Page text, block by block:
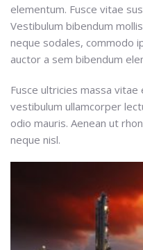
elementum. Fusce vitae
Vestibulum bibendum
neque sodales, commodo
auctor a sem bibendum
Fusce ultricies massa vitae
vestibulum ullamcorper
odio mauris. Aenean ut
neque nisl.